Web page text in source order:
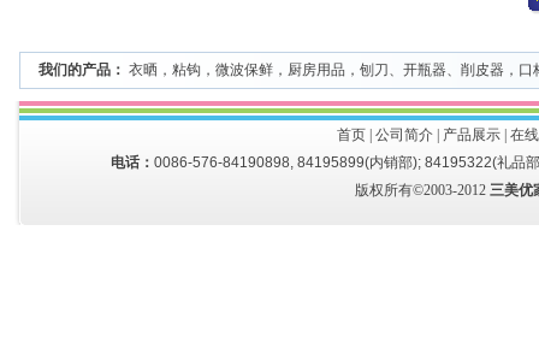
我们的产品： 衣晒 ， 粘钩 ， 微波保鲜 ， 厨房用品 ， 刨刀、开瓶器、削皮器 ， 口
首页| 公司简介| 产品展示| 在
电话： 0086-576-84190898, 84195899(内销部); 84195322(礼品
版权所有©2003-2012 三美优